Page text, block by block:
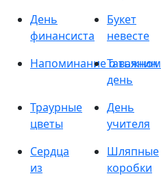
День
финансиста
Букет
невесте
Напоминание о важном
Татьянин
день
Траурные
цветы
День
учителя
Сердца
из
Шляпные
коробки